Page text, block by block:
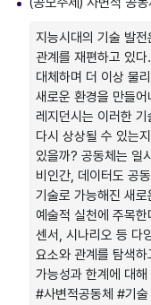
지능시대의 기술 발
관계를 재편하고 있
대체하며 더 이상 물
새로운 환경을 만들
레지던시는 이러한
다시 상상될 수 있는
있을까? 공동체는 일
비인간, 데이터도 공
기술로 가능해진 새
예술적 실천에 주목
센서, 시나리오 등 다
요소와 관계를 탐색
가능성과 한계에 대
#사변적공동체 #기